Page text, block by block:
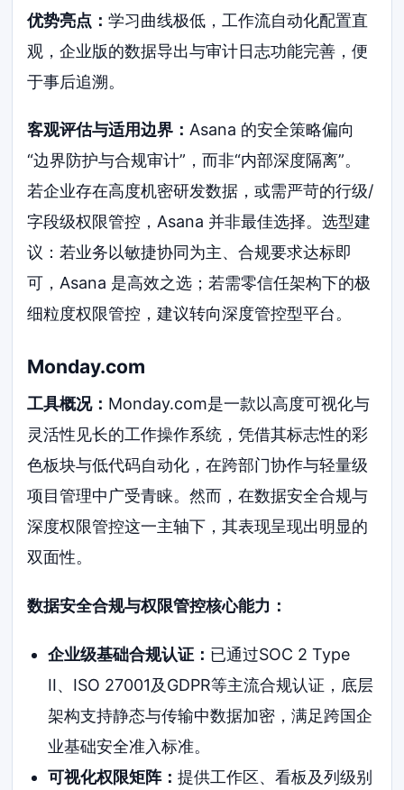
优势亮点：学习曲线极低，工作流自动化配置直
观，企业版的数据导出与审计日志功能完善，便
于事后追溯。
客观评估与适用边界：Asana 的安全策略偏向
“边界防护与合规审计”，而非“内部深度隔离”。
若企业存在高度机密研发数据，或需严苛的行级/
字段级权限管控，Asana 并非最佳选择。选型建
议：若业务以敏捷协同为主、合规要求达标即
可，Asana 是高效之选；若需零信任架构下的极
细粒度权限管控，建议转向深度管控型平台。
Monday.com
工具概况： Monday.com是一款以高度可视化与
灵活性见长的工作操作系统，凭借其标志性的彩
色板块与低代码自动化，在跨部门协作与轻量级
项目管理中广受青睐。然而，在数据安全合规与
深度权限管控这一主轴下，其表现呈现出明显的
双面性。
数据安全合规与权限管控核心能力：
企业级基础合规认证： 已通过SOC 2 Type
II、ISO 27001及GDPR等主流合规认证，底层
架构支持静态与传输中数据加密，满足跨国企
业基础安全准入标准。
可视化权限矩阵： 提供工作区、看板及列级别